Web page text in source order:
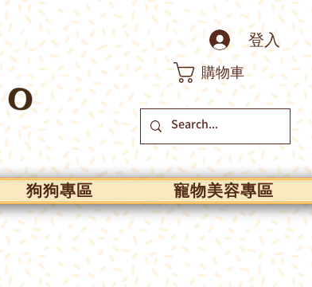
登入
購物車
狗狗專區 寵物美容專區